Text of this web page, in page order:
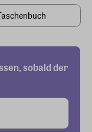
sobald der